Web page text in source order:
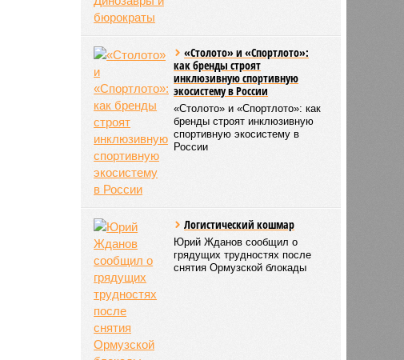
«Столото» и «Спортлото»:
как бренды строят
инклюзивную спортивную
экосистему в России
«Столото» и «Спортлото»: как
бренды строят инклюзивную
спортивную экосистему в
России
Логистический кошмар
Юрий Жданов сообщил о
грядущих трудностях после
снятия Ормузской блокады